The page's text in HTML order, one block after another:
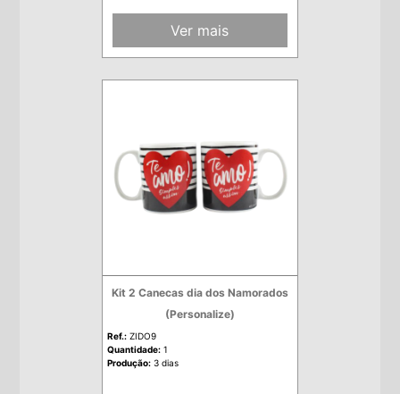
Ver mais
Kit 2 Canecas dia dos Namorados
(Personalize)
Ref.: ZIDO9
Quantidade: 1
Produção: 3 dias